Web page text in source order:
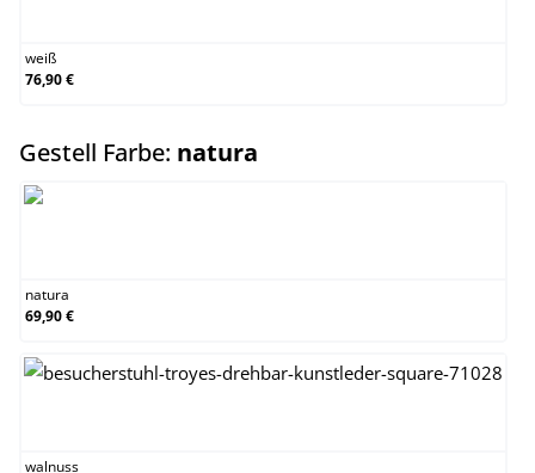
weiß
76,90 €
Gestell Farbe: natura
natura
69,90 €
walnuss